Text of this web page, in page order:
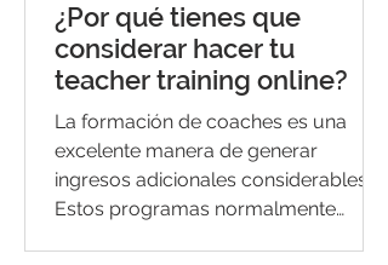
¿Por qué tienes que
considerar hacer tu
teacher training online?
La formación de coaches es una
excelente manera de generar
ingresos adicionales considerables.
Estos programas normalmente